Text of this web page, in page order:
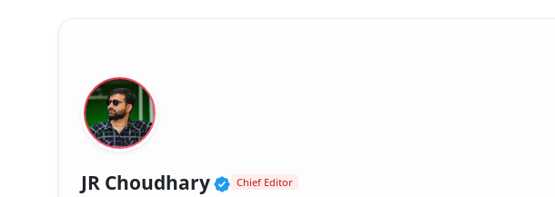
JR Choudhary Verified Public Figure • 30 Mar, 2026
Chief Editor